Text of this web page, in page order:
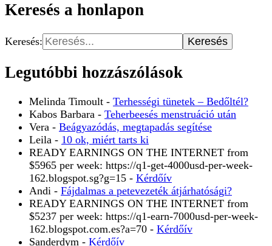
Keresés a honlapon
Keresés:
Legutóbbi hozzászólások
Melinda Timoult - Terhességi tünetek – Bedőltél?
Kabos Barbara - Teherbeesés menstruáció után
Vera - Beágyazódás, megtapadás segítése
Leila - 10 ok, miért tarts ki
READY EARNINGS ON THE INTERNET from
$5965 per week: https://q1-get-4000usd-per-week-
162.blogspot.sg?g=15 - Kérdőív
Andi - Fájdalmas a petevezeték átjárhatósági?
READY EARNINGS ON THE INTERNET from
$5237 per week: https://q1-earn-7000usd-per-week-
162.blogspot.com.es?a=70 - Kérdőív
Sanderdym - Kérdőív